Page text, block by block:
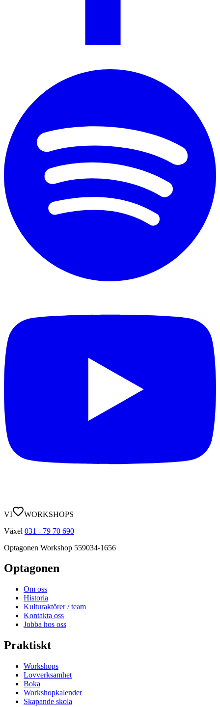
VI
WORKSHOPS
Växel 031 - 79 70 690
Optagonen Workshop 559034-1656
Optagonen
Om oss
Historia
Kulturaktörer / team
Kontakta oss
Jobba hos oss
Praktiskt
Workshops
Lovverksamhet
Boka
Workshopkalender
Skapande skola